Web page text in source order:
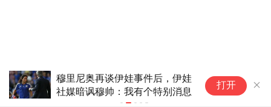
穆里尼奥再谈伊娃事件后，伊娃
社媒暗讽穆帅：我有个特别消息
打开